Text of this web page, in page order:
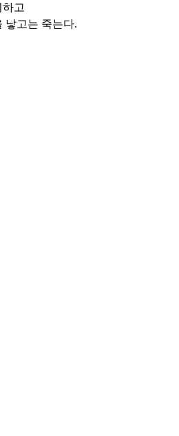
고
낳고는 죽는다.